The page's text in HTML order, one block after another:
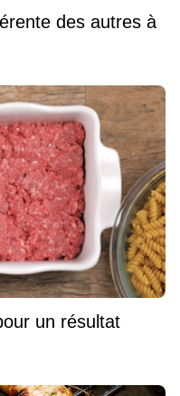
des autres à
un résultat